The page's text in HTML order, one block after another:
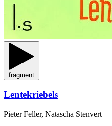
fragment
Lentekriebels
Pieter Feller, Natascha Stenvert